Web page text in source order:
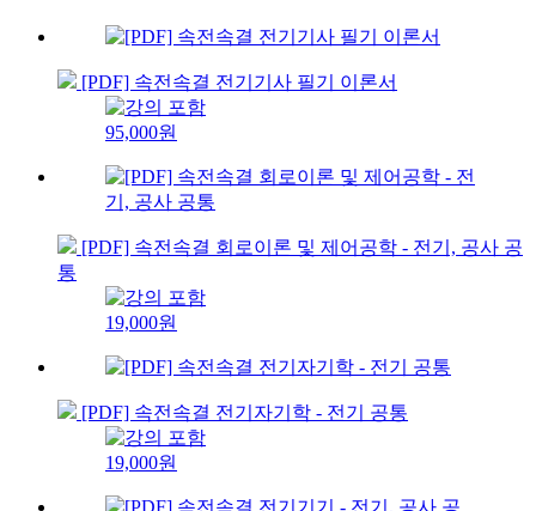
[PDF] 속전속결 전기기사 필기 이론서
95,000원
[PDF] 속전속결 회로이론 및 제어공학 - 전기, 공사 공
통
19,000원
[PDF] 속전속결 전기자기학 - 전기 공통
19,000원